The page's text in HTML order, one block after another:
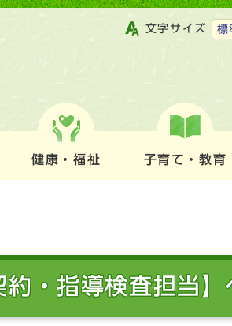
文字サイズ 標
健康・福祉 子育て・教育
約・指導検査担当